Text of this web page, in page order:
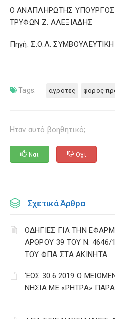
Ο ΑΝΑΠΛΗΡΩΤΗΣ ΥΠΟΥΡΓΟΣ
ΤΡΥΦΩΝ Ζ. ΑΛΕΞΙΑΔΗΣ
Πηγή: Σ.Ο.Λ. ΣΥΜΒΟΥΛΕΥΤΙΚΗ
Tags: αγροτες φορος
Ηταν αυτό βοηθητικό;
Ναι Οχι
Σχετικά Άρθρα
ΟΔΗΓΙΕΣ ΓΙΑ ΤΗΝ
ΑΡΘΡΟΥ 39 ΤΟΥ Ν.
ΤΟΥ ΦΠΑ ΣΤΑ ΑΚΙΝΗΤΑ
‘ΕΩΣ 30.6.2019 Ο
ΝΗΣΙΑ ΜΕ «ΡΗΤΡΑ»